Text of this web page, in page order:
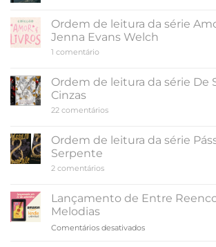
dos
Fantasmas
série
The
de
leitura
Ordem de leitura da série
Jenna Evans Welch
1 comentárioem
leitura
da
e
Jenna
Evans
Welch
Ordem de leitura da série De
Cinzas
22 comentáriosem
leitura
da
Ordem de leitura da série
Serpente
2 comentáriosem
leitura
da
&
Lançamento de Entre
Melodias
Comentários desativadosem